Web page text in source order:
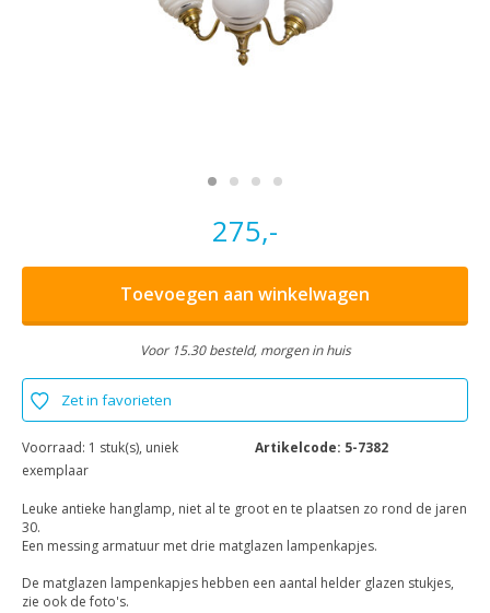
275,-
Toevoegen aan winkelwagen
Voor 15.30 besteld, morgen in huis
Zet in favorieten
Voorraad: 1 stuk(s), uniek
exemplaar
Artikelcode: 5-7382
Leuke antieke hanglamp, niet al te groot en te plaatsen zo rond de jaren
30.
Een messing armatuur met drie matglazen lampenkapjes.
De matglazen lampenkapjes hebben een aantal helder glazen stukjes,
zie ook de foto's.